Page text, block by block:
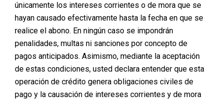
únicamente los intereses corrientes o de mora que se
hayan causado efectivamente hasta la fecha en que se
realice el abono. En ningún caso se impondrán
penalidades, multas ni sanciones por concepto de
pagos anticipados. Asimismo, mediante la aceptación
de estas condiciones, usted declara entender que esta
operación de crédito genera obligaciones civiles de
pago y la causación de intereses corrientes y de mora